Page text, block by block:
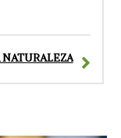
NATURALEZA